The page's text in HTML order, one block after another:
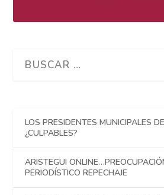
LOS PRESIDENTES MUNICIPALES
¿CULPABLES?
ARISTEGUI
PERIODÍSTICO REPECHAJE